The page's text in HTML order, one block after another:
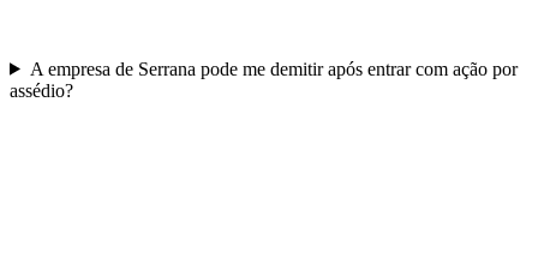
A empresa de Serrana pode me demitir após entrar com ação por
assédio?